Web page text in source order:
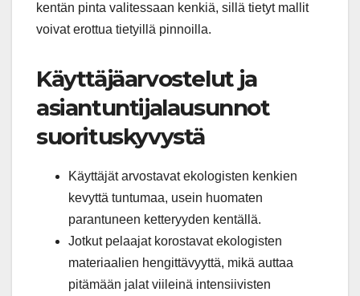
kentän pinta valitessaan kenkiä, sillä tietyt mallit
voivat erottua tietyillä pinnoilla.
Käyttäjäarvostelut ja
asiantuntijalausunnot
suorituskyvystä
Käyttäjät arvostavat ekologisten kenkien
kevyttä tuntumaa, usein huomaten
parantuneen ketteryyden kentällä.
Jotkut pelaajat korostavat ekologisten
materiaalien hengittävyyttä, mikä auttaa
pitämään jalat viileinä intensiivisten